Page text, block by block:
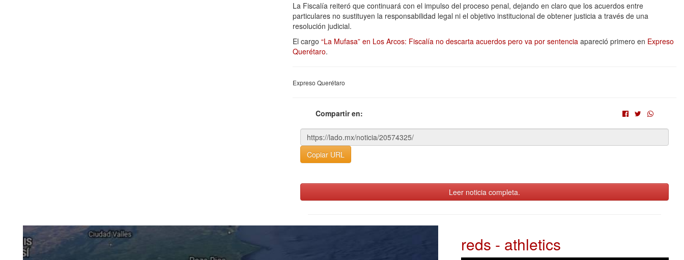
La Fiscalía reiteró que continuará con el impulso del proceso penal, dejando en claro que los acuerdos entre
particulares no sustituyen la responsabilidad legal ni el objetivo institucional de obtener justicia a través de una
resolución judicial.
El cargo “La Mufasa” en Los Arcos: Fiscalía no descarta acuerdos pero va por sentencia apareció primero en Expreso
Querétaro.
Expreso Querétaro
Compartir en:
Copiar URL
Leer noticia completa.
reds - athletics